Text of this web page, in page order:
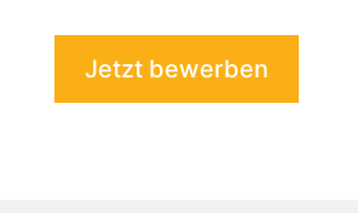
Jetzt bewerben